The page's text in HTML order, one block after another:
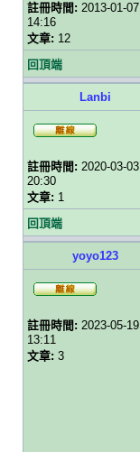
註冊時間: 2013-01-07
14:16
文章: 12
回頂端
Lanbi
註冊時間: 2020-03-03
20:30
文章: 1
回頂端
yoyo123
註冊時間: 2023-05-19
13:11
文章: 3